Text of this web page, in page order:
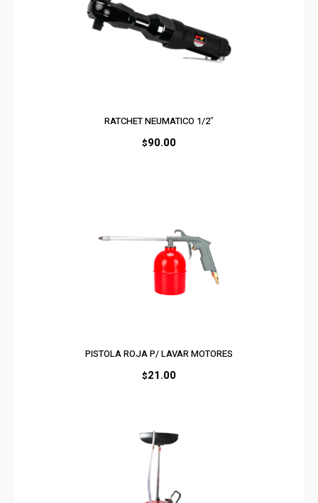
RATCHET NEUMATICO 1/2″
$90.00
PISTOLA ROJA P/ LAVAR MOTORES
$21.00